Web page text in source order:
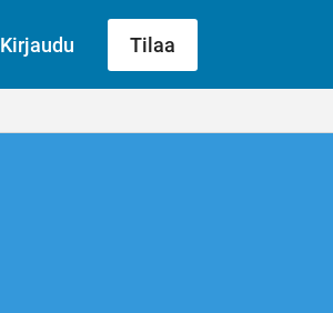
Kirjaudu Tilaa